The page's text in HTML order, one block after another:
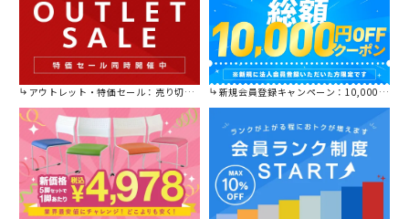
アウトレット・特価セール：売り切れ御免の特別価格！ 新規会員登録キャンペーン：10,000円OFFクーポン進呈中！